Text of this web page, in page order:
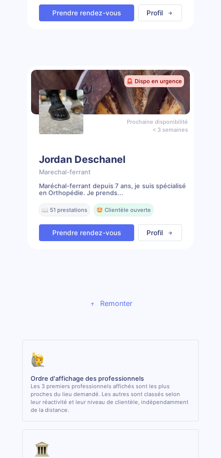
Prendre rendez-vous Profil
🚨 Dispo en urgence
Prochaine disponibilité
< 3 semaines
Jordan Deschanel
Marechal-ferrant
Maréchal-ferrant depuis 7 ans, je suis spécialisé
en Orthopédie. Je prends...
📖 51 prestations 🤩 Clientèle ouverte
Prendre rendez-vous Profil
Remonter
Ordre d'affichage des professionnels
Les 3 premiers professionnels affichés sont les plus
proches du lieu demandé. Les autres sont classés selon
leur réactivité et leur niveau de clientèle, indépendamment
de la distance.